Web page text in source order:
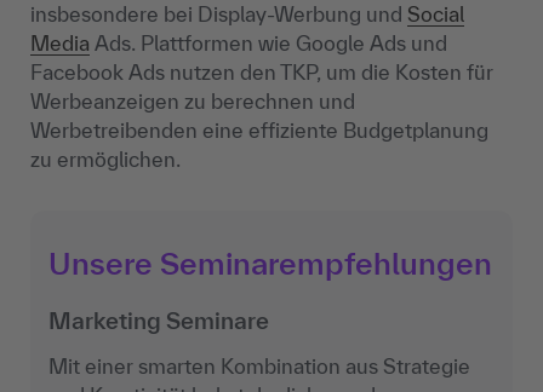
insbesondere bei Display-Werbung und Social
Media Ads. Plattformen wie Google Ads und
Facebook Ads nutzen den TKP, um die Kosten für
Werbeanzeigen zu berechnen und
Werbetreibenden eine effiziente Budgetplanung
zu ermöglichen.
Unsere Seminarempfehlungen
Marketing Seminare
Mit einer smarten Kombination aus Strategie